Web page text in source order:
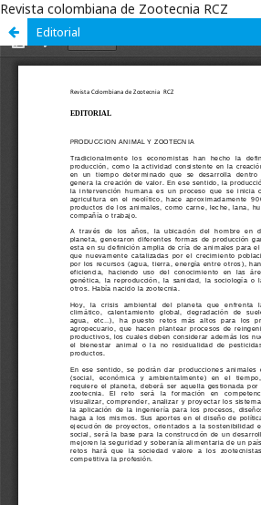
Revista colombiana de Zootecnia RCZ
Editorial